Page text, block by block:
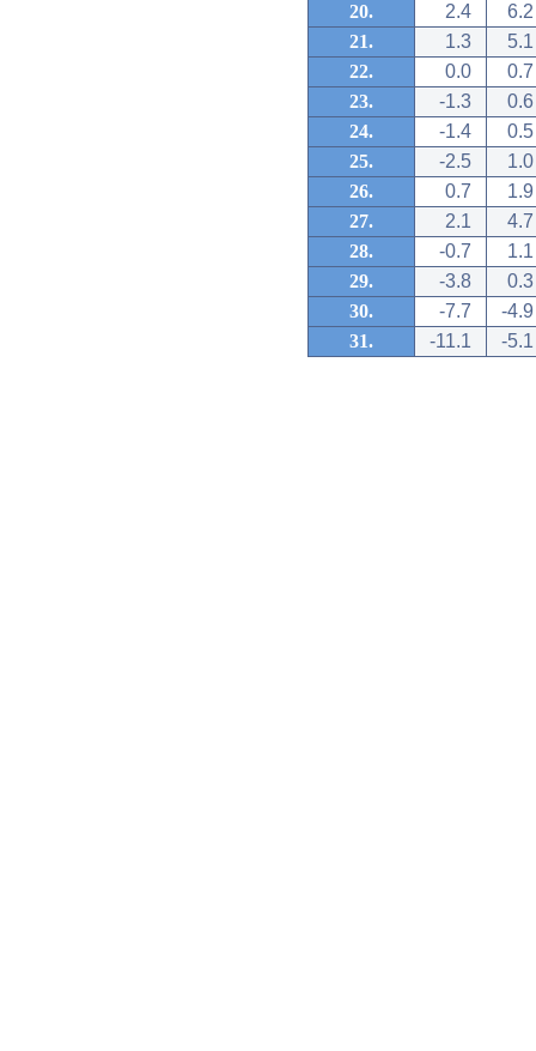
20.
2.4
6.2
21.
1.3
5.1
22.
0.0
0.7
23.
-1.3
0.6
24.
-1.4
0.5
25.
-2.5
1.0
26.
0.7
1.9
27.
2.1
4.7
28.
-0.7
1.1
29.
-3.8
0.3
30.
-7.7
-4.9
31.
-11.1 -5.1